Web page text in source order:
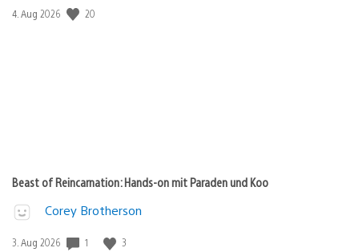
Veröffentlichungsdatum:
4. Aug 2026 20
Beast of Reincarnation: Hands-on mit Paraden und Koo
Corey Brotherson
Veröffentlichungsdatum:
3. Aug 2026 1 3